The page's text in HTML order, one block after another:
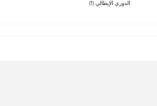
الدوري الإيطالي (1)